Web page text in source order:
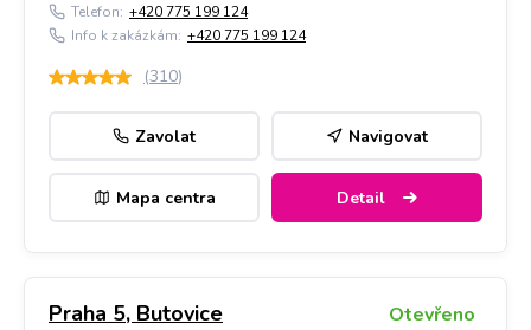
Telefon: +420 775 199 124
Info k zakázkám: +420 775 199 124
(310)
Zavolat Navigovat
Mapa centra Detail
Praha 5, Butovice Otevřeno